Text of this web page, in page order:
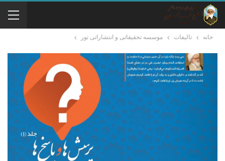
خانه تالیفات موسسه تحقيقاتى و انتشاراتى نور